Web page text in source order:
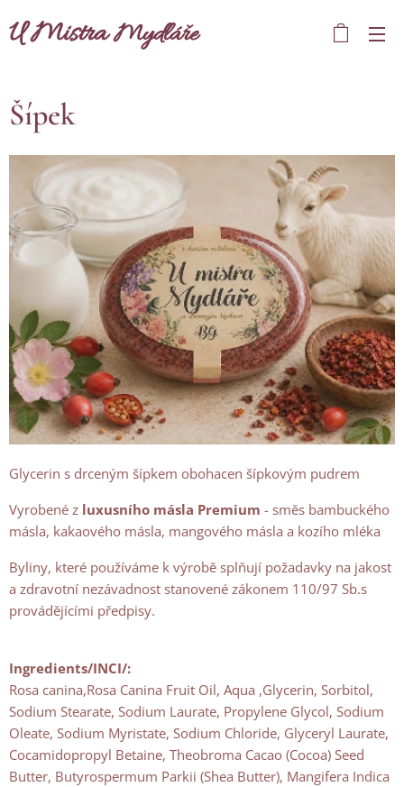
U MistraMydláře
Šípek
Glycerin s drceným šípkem obohacen šípkovým pudrem
Vyrobené z luxusního másla Premium - směs bambuckého
másla, kakaového másla, mangového másla a kozího mléka
Byliny, které používáme k výrobě splňují požadavky na jakost
a zdravotní nezávadnost stanovené zákonem 110/97 Sb.s
provádějícími předpisy.
Ingredients/INCI/:
Rosa canina,Rosa Canina Fruit Oil, Aqua ,Glycerin, Sorbitol,
Sodium Stearate, Sodium Laurate, Propylene Glycol, Sodium
Oleate, Sodium Myristate, Sodium Chloride, Glyceryl Laurate,
Cocamidopropyl Betaine, Theobroma Cacao (Cocoa) Seed
Butter, Butyrospermum Parkii (Shea Butter), Mangifera Indica